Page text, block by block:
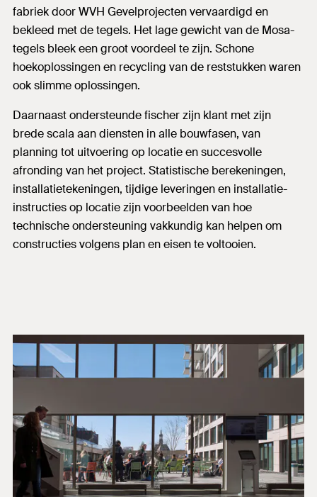
fabriek door WVH Gevelprojecten vervaardigd en
bekleed met de tegels. Het lage gewicht van de Mosa-
tegels bleek een groot voordeel te zijn. Schone
hoekoplossingen en recycling van de reststukken waren
ook slimme oplossingen.
Daarnaast ondersteunde fischer zijn klant met zijn
brede scala aan diensten in alle bouwfasen, van
planning tot uitvoering op locatie en succesvolle
afronding van het project. Statistische berekeningen,
installatietekeningen, tijdige leveringen en installatie-
instructies op locatie zijn voorbeelden van hoe
technische ondersteuning vakkundig kan helpen om
constructies volgens plan en eisen te voltooien.